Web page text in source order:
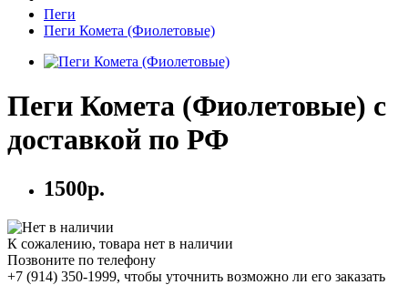
Пеги
Пеги Комета (Фиолетовые)
Пеги Комета (Фиолетовые) с
доставкой по РФ
1500р.
К сожалению, товара нет в наличии
Позвоните по телефону
+7 (914) 350-1999, чтобы уточнить возможно ли его заказать